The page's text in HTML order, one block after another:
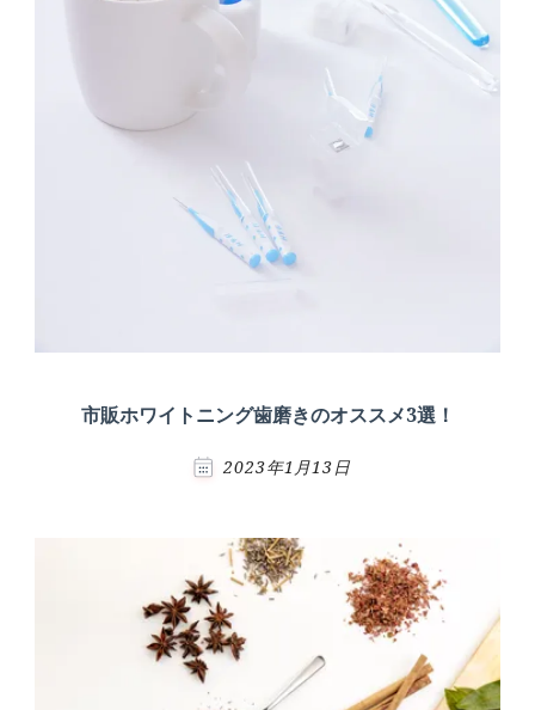
市販ホワイトニング歯磨きのオススメ3選！
2023年1月13日